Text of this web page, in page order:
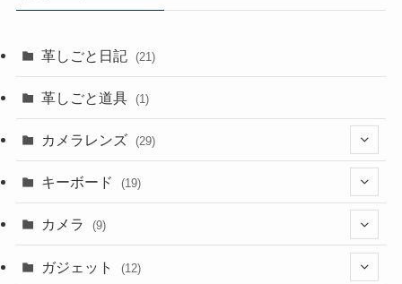
革しごと日記 (21)
革しごと道具 (1)
カメラレンズ (29)
(8)
(3)
キーボード (19)
(1)
カメラ (9)
(7)
ガジェット (12)